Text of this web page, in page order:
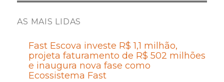
AS MAIS LIDAS
Fast Escova investe R$ 1,1 milhão,
projeta faturamento de R$ 502 milhões
e inaugura nova fase como
Ecossistema Fast